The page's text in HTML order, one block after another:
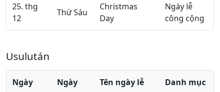
25. thg
12
Thứ Sáu
Christmas
Day
Ngày lễ
công cộng
Usulután
Ngày Ngày Tên ngày lễ Danh mục